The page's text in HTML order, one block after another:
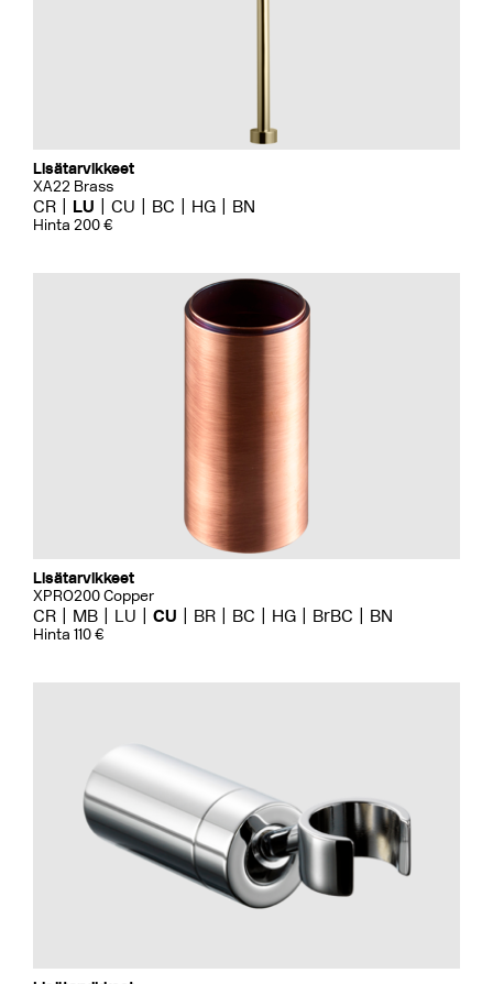
Lisätarvikkeet
XA22 Brass
CR LU CU BC HG BN
Hinta 200 €
Lisätarvikkeet
XPRO200 Copper
CR MB LU CU BR BC HG BrBC BN
Hinta 110 €